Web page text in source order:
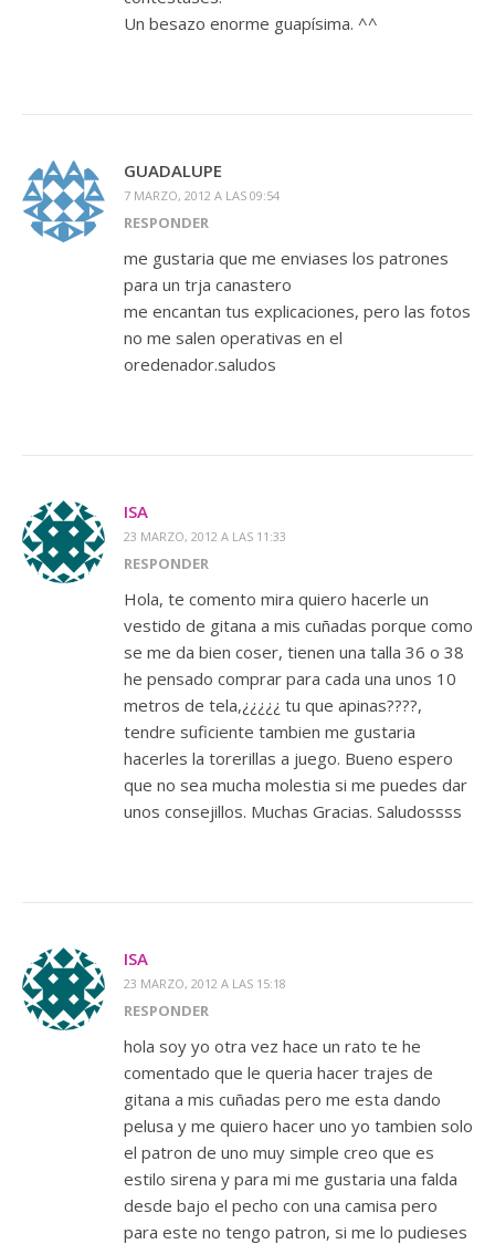
Un besazo enorme guapísima. ^^
GUADALUPE
7 MARZO, 2012 A LAS 09:54
RESPONDER
me gustaria que me enviases los patrones
para un trja canastero
me encantan tus explicaciones, pero las fotos
no me salen operativas en el
oredenador.saludos
ISA
23 MARZO, 2012 A LAS 11:33
RESPONDER
Hola, te comento mira quiero hacerle un
vestido de gitana a mis cuñadas porque como
se me da bien coser, tienen una talla 36 o 38
he pensado comprar para cada una unos 10
metros de tela,¿¿¿¿¿ tu que apinas????,
tendre suficiente tambien me gustaria
hacerles la torerillas a juego. Bueno espero
que no sea mucha molestia si me puedes dar
unos consejillos. Muchas Gracias. Saludossss
ISA
23 MARZO, 2012 A LAS 15:18
RESPONDER
hola soy yo otra vez hace un rato te he
comentado que le queria hacer trajes de
gitana a mis cuñadas pero me esta dando
pelusa y me quiero hacer uno yo tambien solo
el patron de uno muy simple creo que es
estilo sirena y para mi me gustaria una falda
desde bajo el pecho con una camisa pero
para este no tengo patron, si me lo pudieses